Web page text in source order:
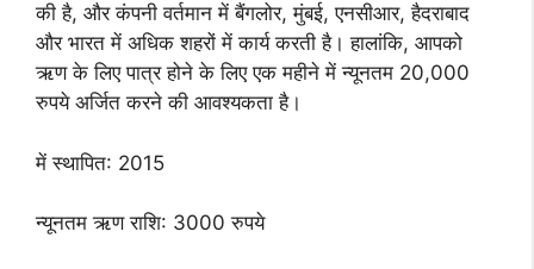
की है, और कंपनी वर्तमान में बैंगलोर, मुंबई, एनसीआर, हैदराबाद
और भारत में अधिक शहरों में कार्य करती है। हालांकि, आपको
ऋण के लिए पात्र होने के लिए एक महीने में न्यूनतम 20,000
रुपये अर्जित करने की आवश्यकता है।
में स्थापित: 2015
न्यूनतम ऋण राशि: 3000 रुपये